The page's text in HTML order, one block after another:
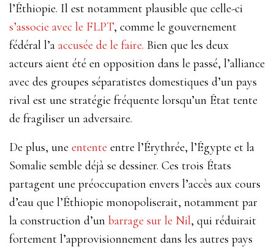
l’Éthiopie. Il est notamment plausible que celle-ci
s’associe avec le FLPT, comme le gouvernement
fédéral l’a accusée de le faire. Bien que les deux
acteurs aient été en opposition dans le passé, l’alliance
avec des groupes séparatistes domestiques d’un pays
rival est une stratégie fréquente lorsqu’un État tente
de fragiliser un adversaire.
De plus, une entente entre l’Érythrée, l’Égypte et la
Somalie semble déjà se dessiner. Ces trois États
partagent une préoccupation envers l’accès aux cours
d’eau que l’Éthiopie monopoliserait, notamment par
la construction d’un barrage sur le Nil, qui réduirait
fortement l’approvisionnement dans les autres pays